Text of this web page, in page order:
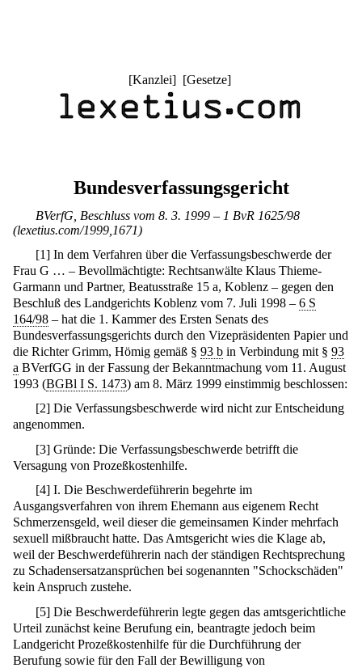
[Kanzlei] [Gesetze]
Bundesverfassungsgericht
BVerfG, Beschluss vom 8. 3. 1999 – 1 BvR 1625/98
(lexetius.com/1999,1671)
[1] In dem Verfahren über die Verfassungsbeschwerde der
Frau G … – Bevollmächtigte: Rechtsanwälte Klaus Thieme-
Garmann und Partner, Beatusstraße 15 a, Koblenz – gegen den
Beschluß des Landgerichts Koblenz vom 7. Juli 1998 – 6 S
164/98 – hat die 1. Kammer des Ersten Senats des
Bundesverfassungsgerichts durch den Vizepräsidenten Papier und
die Richter Grimm, Hömig gemäß § 93 b in Verbindung mit § 93
a BVerfGG in der Fassung der Bekanntmachung vom 11. August
1993 (BGBl I S. 1473) am 8. März 1999 einstimmig beschlossen:
[2] Die Verfassungsbeschwerde wird nicht zur Entscheidung
angenommen.
[3] Gründe: Die Verfassungsbeschwerde betrifft die
Versagung von Prozeßkostenhilfe.
[4] I. Die Beschwerdeführerin begehrte im
Ausgangsverfahren von ihrem Ehemann aus eigenem Recht
Schmerzensgeld, weil dieser die gemeinsamen Kinder mehrfach
sexuell mißbraucht hatte. Das Amtsgericht wies die Klage ab,
weil der Beschwerdeführerin nach der ständigen Rechtsprechung
zu Schadensersatzansprüchen bei sogenannten "Schockschäden"
kein Anspruch zustehe.
[5] Die Beschwerdeführerin legte gegen das amtsgerichtliche
Urteil zunächst keine Berufung ein, beantragte jedoch beim
Landgericht Prozeßkostenhilfe für die Durchführung der
Berufung sowie für den Fall der Bewilligung von